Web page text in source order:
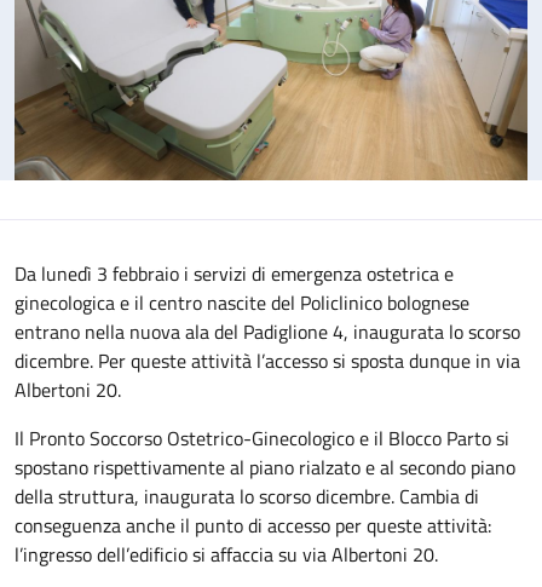
Da lunedì 3 febbraio i servizi di emergenza ostetrica e
ginecologica e il centro nascite del Policlinico bolognese
entrano nella nuova ala del Padiglione 4, inaugurata lo scorso
dicembre. Per queste attività l’accesso si sposta dunque in via
Albertoni 20.
Il Pronto Soccorso Ostetrico-Ginecologico e il Blocco Parto si
spostano rispettivamente al piano rialzato e al secondo piano
della struttura, inaugurata lo scorso dicembre. Cambia di
conseguenza anche il punto di accesso per queste attività:
l’ingresso dell’edificio si affaccia su via Albertoni 20.